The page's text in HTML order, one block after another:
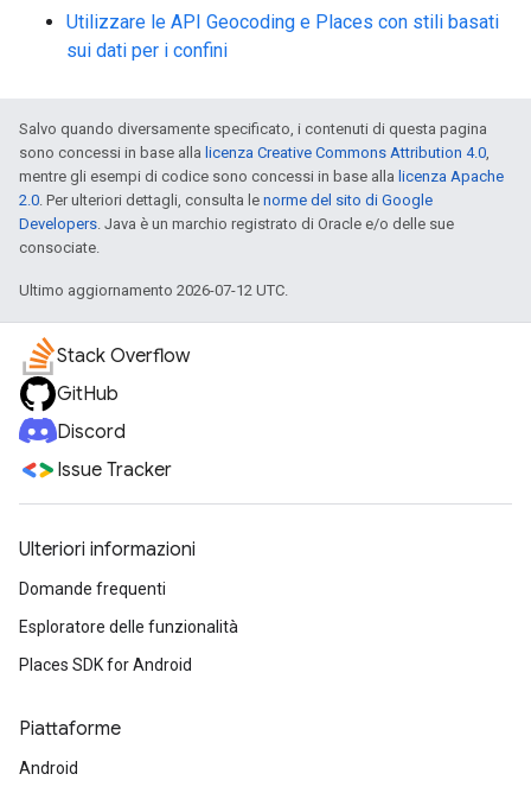
Utilizzare le API Geocoding e Places con stili basati
sui dati per i confini
Salvo quando diversamente specificato, i contenuti di questa pagina
sono concessi in base alla licenza Creative Commons Attribution 4.0,
mentre gli esempi di codice sono concessi in base alla licenza Apache
2.0. Per ulteriori dettagli, consulta le norme del sito di Google
Developers. Java è un marchio registrato di Oracle e/o delle sue
consociate.
Ultimo aggiornamento 2026-07-12 UTC.
Stack Overflow
GitHub
Discord
Issue Tracker
Ulteriori informazioni
Domande frequenti
Esploratore delle funzionalità
Places SDK for Android
Piattaforme
Android